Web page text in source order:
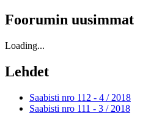
Foorumin uusimmat
Loading...
Lehdet
Saabisti nro 112 - 4 / 2018
Saabisti nro 111 - 3 / 2018